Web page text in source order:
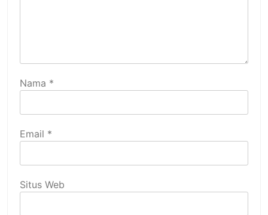
Nama *
Email *
Situs Web